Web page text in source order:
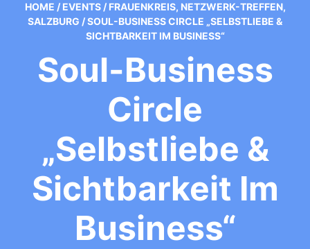
HOME / EVENTS / FRAUENKREIS, NETZWERK-TREFFEN,
SALZBURG /SOUL-BUSINESS CIRCLE „SELBSTLIEBE &
SICHTBARKEIT IM BUSINESS“
Soul-Business
Circle
„Selbstliebe &
Sichtbarkeit Im
Business“